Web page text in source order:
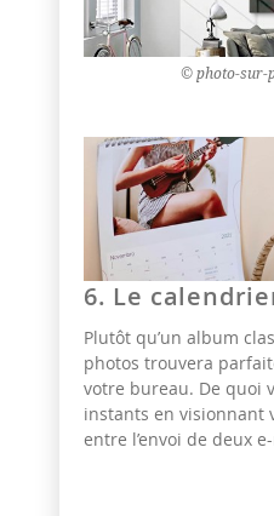
© photo-sur-
6. Le
Plutôt qu’un album
photos trouvera
votre bureau. De quoi
instants en visionnant
entre l’envoi de deux